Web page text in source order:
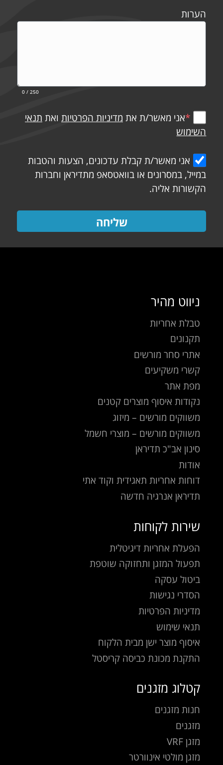
הערות
0 / 250
*אני מאשר/ת את מדיניות הפרטיות ואת תנאי
השימוש
אני מאשר/ת קבלת עדכונים, הצעות והטבות
במייל, במסרונים או בוואטסאפ מתדיראן וחברות
הקשורות אליה.
שליחה
ניווט מהיר
טבלת אחריות
תקנונים
אתרי סחר מורשים
קשרי משקיעים
מפת אתר
נקודות איסוף מוצרים קטנים
משווקים מורשים – מיזוג
משווקים מורשים – מוצרי חשמל
סינון אב"כ תדיראן
אודות
דוחות אחריות תאגידית וקוד אתי
תדיראן אנרגיה חדשה
שירות לקוחות
הפעלת אחריות דיגיטלית
תפעול המזגן ותחזוקה שוטפת
ביטול עסקה
הסדרי נגישות
מדיניות הפרטיות
תנאי שימוש
איסוף מוצר ישן מבית הלקוח
התקנת מכונת כביסה קריסטל
קטלוג מזגנים
חנות מזגנים
מזגנים
מזגן VRF
מזגן מולטי אינוורטר